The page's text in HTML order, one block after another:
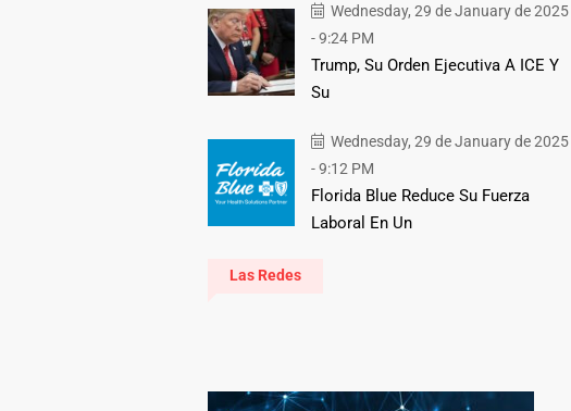
Wednesday, 29 de January de 2025
- 9:24 PM
Trump, Su Orden Ejecutiva A ICE Y
Su
Wednesday, 29 de January de 2025
- 9:12 PM
Florida Blue Reduce Su Fuerza
Laboral En Un
Las Redes